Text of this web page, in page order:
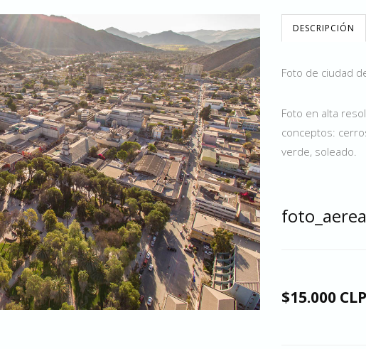
DESCRIPCIÓN
Foto de ciudad
Foto en alta
conceptos:
verde, soleado.
$15.000 CLP